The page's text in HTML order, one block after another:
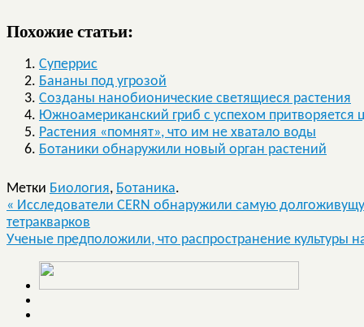
Похожие статьи:
Суперрис
Бананы под угрозой
Созданы нанобионические светящиеся растения
Южноамериканский гриб с успехом притворяется
Растения «помнят», что им не хватало воды
Ботаники обнаружили новый орган растений
Метки Биология, Ботаника.
« Исследователи CERN обнаружили самую
тетракварков
Ученые предположили, что распространение культуры